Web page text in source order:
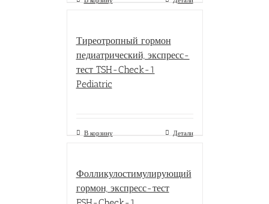
Тиреотропный гормон
педиатрический, экспресс-
тест TSH-Check-1
Pediatric
В корзину Детали
Фолликулостимулирующий
гормон, экспресс-тест